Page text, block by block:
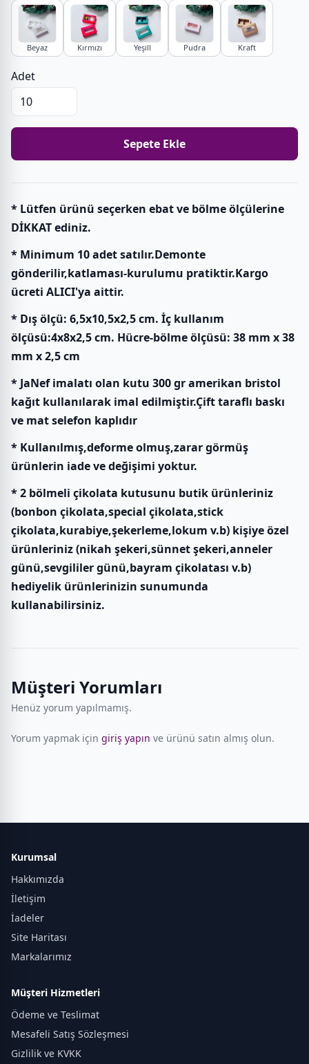
Beyaz Kırmızı Yeşill Pudra Kraft
Adet
Sepete Ekle
* Lütfen ürünü seçerken ebat ve bölme ölçülerine
DİKKAT ediniz.
* Minimum 10 adet satılır.Demonte
gönderilir,katlaması-kurulumu pratiktir.Kargo
ücreti ALICI'ya aittir.
* Dış ölçü: 6,5x10,5x2,5 cm. İç kullanım
ölçüsü:4x8x2,5 cm. Hücre-bölme ölçüsü: 38 mm x 38
mm x 2,5 cm
* JaNef imalatı olan kutu 300 gr amerikan bristol
kağıt kullanılarak imal edilmiştir.Çift taraflı baskı
ve mat selefon kaplıdır
* Kullanılmış,deforme olmuş,zarar görmüş
ürünlerin iade ve değişimi yoktur.
* 2 bölmeli çikolata kutusunu butik ürünleriniz
(bonbon çikolata,special çikolata,stick
çikolata,kurabiye,şekerleme,lokum v.b) kişiye özel
ürünleriniz (nikah şekeri,sünnet şekeri,anneler
günü,sevgililer günü,bayram çikolatası v.b)
hediyelik ürünlerinizin sunumunda
kullanabilirsiniz.
Müşteri Yorumları
Henüz yorum yapılmamış.
Yorum yapmak için giriş yapın ve ürünü satın almış olun.
Kurumsal
Hakkımızda
İletişim
İadeler
Site Haritası
Markalarımız
Müşteri Hizmetleri
Ödeme ve Teslimat
Mesafeli Satış Sözleşmesi
Gizlilik ve KVKK